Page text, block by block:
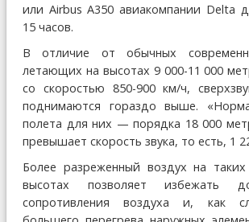
или Airbus A350 авиакомпании Delta
15 часов.
В отличие от обычных
летающих на высотах 9 000-11 000
со скоростью 850-900 км/ч,
поднимаются гораздо выше.
полета для них — порядка 18 000
превышает скорость звука, то есть, 1
Более разреженный воздух на таких
высотах позволяет избежать
сопротивления воздуха и, как